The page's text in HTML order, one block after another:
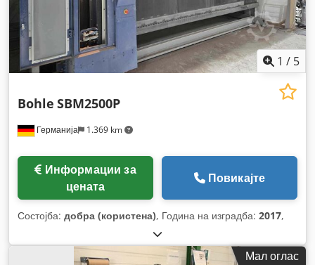
1 / 5
Германија 1.369 km
Bohle SBM2500P
цената
Повикајте
Состојба: добра (користена), Година на изградба: 2017,
Мал оглас